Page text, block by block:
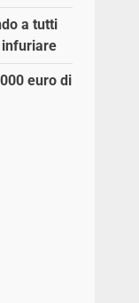
a tutti
euro di